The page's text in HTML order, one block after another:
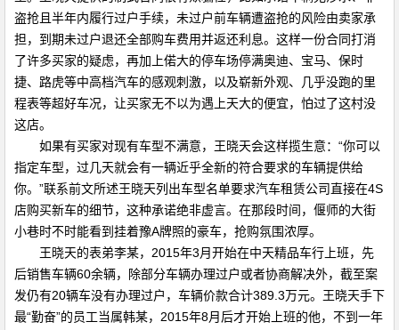
盗抢且半年内履行过户手续，未过户前车辆遭盗抢的风险由卖家承
担，到期未过户退还全部购车费用并返还利息。这样一份合同打消
了许多买家的疑虑，再加上偌大的停车场停满奥迪、宝马、保时
捷、路虎等中高档汽车的感观刺激，以及崭新外观、几乎没跑的里
程表等超好车况，让买家无不以为遇上天大的便宜，怕过了这村没
这店。
如果有买家对现有车型不满意，王晓天会这样揽生意：“你可以
指定车型，过几天就会有一辆近乎全新的符合要求的车辆提供给
你。”联系前文所述王晓天列出车型名单要求汽车租赁公司直接在4S
店购买新车的细节，这种承诺绝非虚言。在那段时间，偃师的大街
小巷时不时能看到挂着豫A牌照的豪车，抢购氛围浓厚。
王晓天的表弟李某，2015年3月开始在中天精品车行上班，先
后销售车辆60余辆，除部分车辆办理过户或者协商解决外，截至案
发仍有20辆车没有办理过户，车辆价款合计389.3万元。王晓天手下
最“勤奋”的员工当属韩某，2015年8月后才开始上班的他，不到一年